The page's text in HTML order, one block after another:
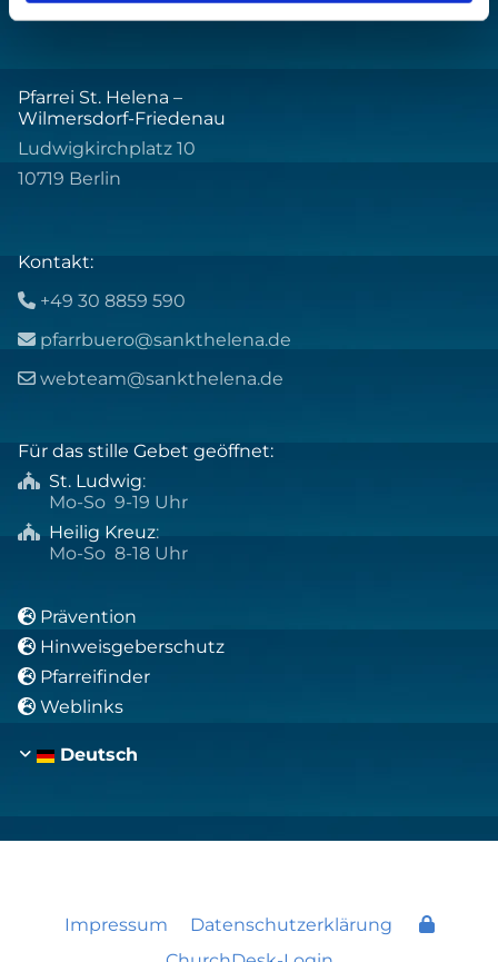
Pfarrei St. Helena –
Wilmersdorf-Friedenau
Ludwigkirchplatz 10
10719 Berlin
Kontakt:
 +49 30 8859 590
 pfarrbuero@sankthelena.de
 webteam@sankthelena.de
Für das stille Gebet geöffnet:
 St. Ludwig:
Mo-So 9-19 Uhr
 Heilig Kreuz:
Mo-So 8-18 Uhr
 Prävention
 Hinweisgeberschutz
 Pfarreifinder
 Weblinks
Deutsch
Impressum
Datenschutzerklärung